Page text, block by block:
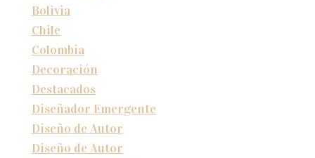
Bolivia
Chile
Colombia
Decoración
Destacados
Diseñador Emergente
Diseño de Autor
Diseño de Autor